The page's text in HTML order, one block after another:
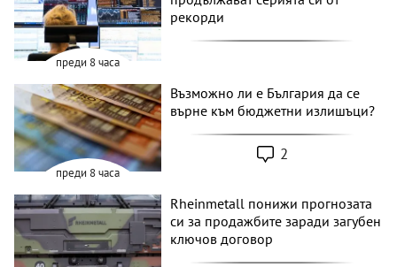
преди 8 часа
рекорди
преди 8 часа
Възможно ли е България да се
върне към бюджетни излишъци?
2
Rheinmetall понижи прогнозата
си за продажбите заради загубен
ключов договор